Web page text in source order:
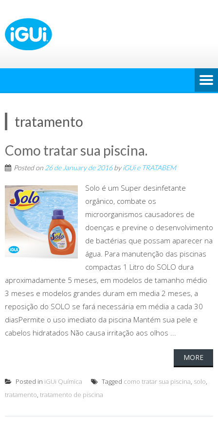
tratamento
Como tratar sua piscina.
Posted on 26 de January de 2016byiGUi e TRATABEM
Solo é um Super desinfetante
orgânico, combate os
microorganismos causadores de
doenças e previne o desenvolvimento
de bactérias que possam aparecer na
água. Para manutenção das piscinas
compactas 1 Litro do SOLO dura
aproximadamente 5 meses, em modelos de tamanho médio
3 meses e modelos grandes duram em media 2 meses, a
reposição do SOLO se fará necessária em média a cada 30
diasPermite o uso imediato da piscina Mantém sua pele e
cabelos hidratados Não causa irritação aos olhos ...
MORE
Posted in iGUi Química Tagged como tratar sua piscina, solo,
tratamento, tratamento de piscina